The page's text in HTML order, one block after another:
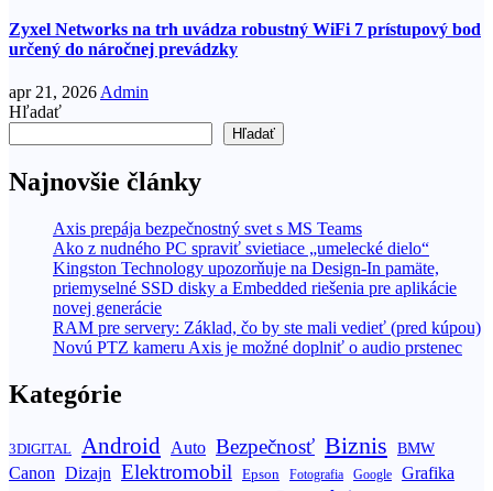
Zyxel Networks na trh uvádza robustný WiFi 7 prístupový bod
určený do náročnej prevádzky
apr 21, 2026 Admin
Hľadať
Hľadať
Najnovšie články
Axis prepája bezpečnostný svet s MS Teams
Ako z nudného PC spraviť svietiace „umelecké dielo“
Kingston Technology upozorňuje na Design-In pamäte,
priemyselné SSD disky a Embedded riešenia pre aplikácie
novej generácie
RAM pre servery: Základ, čo by ste mali vedieť (pred kúpou)
Novú PTZ kameru Axis je možné doplniť o audio prstenec
Kategórie
3DIGITAL Android Auto Bezpečnosť Biznis BMW
Canon Dizajn Elektromobil Epson Fotografia Google Grafika